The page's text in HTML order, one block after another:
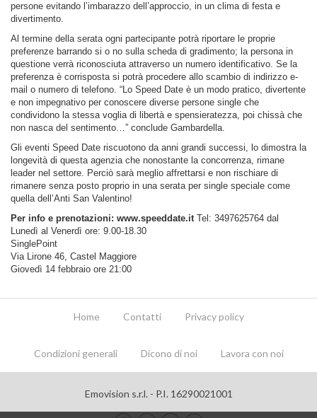
persone evitando l’imbarazzo dell’approccio, in un clima di festa e
divertimento.
Al termine della serata ogni partecipante potrà riportare le proprie
preferenze barrando si o no sulla scheda di gradimento; la persona in
questione verrà riconosciuta attraverso un numero identificativo. Se la
preferenza è corrisposta si potrà procedere allo scambio di indirizzo e-
mail o numero di telefono. “Lo Speed Date è un modo pratico, divertente
e non impegnativo per conoscere diverse persone single che
condividono la stessa voglia di libertà e spensieratezza, poi chissà che
non nasca del sentimento…” conclude Gambardella.
Gli eventi Speed Date riscuotono da anni grandi successi, lo dimostra la
longevità di questa agenzia che nonostante la concorrenza, rimane
leader nel settore. Perciò sarà meglio affrettarsi e non rischiare di
rimanere senza posto proprio in una serata per single speciale come
quella dell’Anti San Valentino!
Per info e prenotazioni: www.speeddate.it Tel: 3497625764 dal
Lunedì al Venerdì ore: 9.00-18.30
SinglePoint
Via Lirone 46, Castel Maggiore
Giovedì 14 febbraio ore 21:00
Home Contatti Privacy policy
Condizioni generali Dicono di noi Lavora con noi
Emovision s.r.l. - P.I. 16290021001